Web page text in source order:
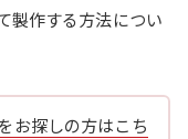
製作する方法につい
お探しの方はこち